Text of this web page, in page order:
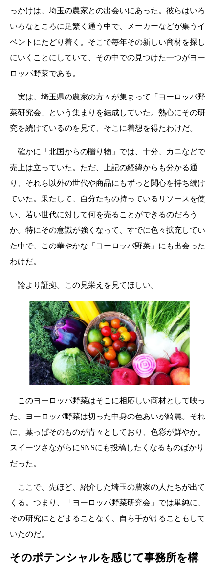
っかけは、埼玉の農家との出会いにあった。彼らはいろ
いろなところに足繁く通う中で、メーカーなどが集うイ
ベントにたどり着く。そこで毎年その新しい商材を探し
にいくことにしていて、その中での見つけた一つがヨー
ロッパ野菜である。
実は、埼玉県の農家の方々が集まって「ヨーロッパ野
菜研究会」という集まりを結成していた。熱心にその研
究を続けているのを見て、そこに着想を得たわけだ。
確かに「北国からの贈り物」では、十分、カニなどで
売上は立っていた。ただ、上記の経緯からも分かる通
り、それら以外の世代や商品にもずっと関心を持ち続け
ていた。果たして、自分たちの持っているリソースを使
い、若い世代に対して何を売ることができるのだろう
か。特にその意識が強くなって、すでに色々拡充してい
た中で、この華やかな「ヨーロッパ野菜」にも出会った
わけだ。
論より証拠。この見栄えを見てほしい。
このヨーロッパ野菜はそこに相応しい商材として映っ
た。ヨーロッパ野菜は切った中身の色あいが綺麗。それ
に、葉っぱそのものが青々としており、色彩が鮮やか。
スイーツさながらにSNSにも投稿したくなるものばかり
だった。
ここで、先ほど、紹介した埼玉の農家の人たちが出て
くる。つまり、「ヨーロッパ野菜研究会」では単純に、
その研究にとどまることなく、自ら手がけることもして
いたのだ。
そのポテンシャルを感じて事務所を構